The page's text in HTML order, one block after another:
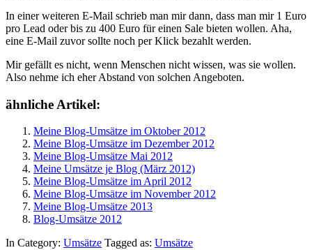
In einer weiteren E-Mail schrieb man mir dann, dass man mir 1 Euro
pro Lead oder bis zu 400 Euro für einen Sale bieten wollen. Aha,
eine E-Mail zuvor sollte noch per Klick bezahlt werden.
Mir gefällt es nicht, wenn Menschen nicht wissen, was sie wollen.
Also nehme ich eher Abstand von solchen Angeboten.
ähnliche Artikel:
Meine Blog-Umsätze im Oktober 2012
Meine Blog-Umsätze im Dezember 2012
Meine Blog-Umsätze Mai 2012
Meine Umsätze je Blog (März 2012)
Meine Blog-Umsätze im April 2012
Meine Blog-Umsätze im November 2012
Meine Blog-Umsätze 2013
Blog-Umsätze 2012
In Category: Umsätze Tagged as: Umsätze